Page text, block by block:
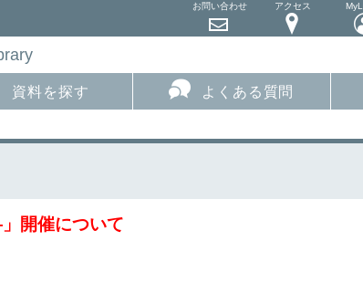
お問い合わせ アクセス
資料を探す よくある質問
開催について